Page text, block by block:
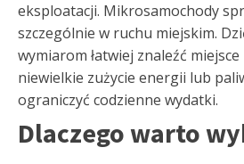
eksploatacji. Mikrosamochody
szczególnie w ruchu miejskim.
wymiarom łatwiej znaleźć
niewielkie zużycie energii lub
ograniczyć codzienne wydatki.
Dlaczego warto